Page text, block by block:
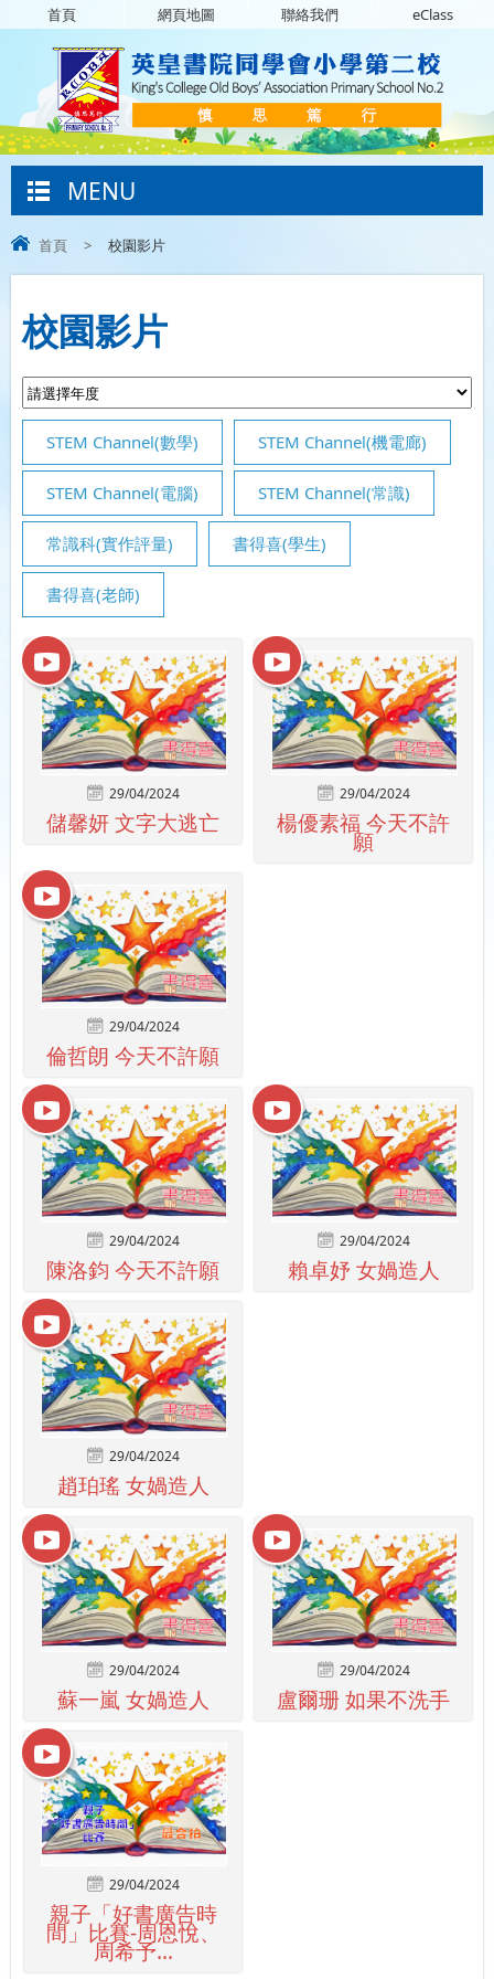
首頁 網頁地圖 聯絡我們 eClass
MENU
首頁 > 校園影片
校園影片
STEM Channel(數學) STEM Channel(機電廊)
STEM Channel(電腦) STEM Channel(常識)
常識科(實作評量) 書得喜(學生)
書得喜(老師)
29/04/2024
儲馨妍 文字大逃亡
29/04/2024
楊優素福 今天不許
願
29/04/2024
倫哲朗 今天不許願
29/04/2024
陳洛鈞 今天不許願
29/04/2024
賴卓妤 女媧造人
29/04/2024
趙珀瑤 女媧造人
29/04/2024
蘇一嵐 女媧造人
29/04/2024
盧爾珊 如果不洗手
29/04/2024
親子「好書廣告時
間」比賽-周恩悅、
周希予...